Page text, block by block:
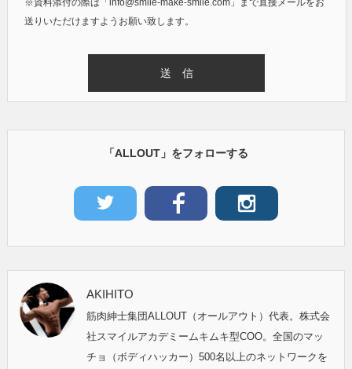
※資料添付の際は「info@smile-make-smile.com」まで直接メールをお
送りいただけますようお願い致します。
「ALLOUT」をフォローする
AKIHITO
筋肉紳士集団ALLOUT（オールアウト）代表。株式会
社スマイルアカデミームキムキ型COO。全国のマッ
チョ（ボディハッカー）500名以上のネットワークを